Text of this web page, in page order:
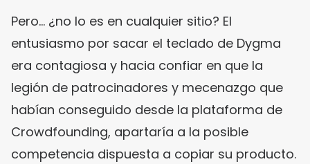
Pero… ¿no lo es en cualquier sitio? El
entusiasmo por sacar el teclado de Dygma
era contagiosa y hacia confiar en que la
legión de patrocinadores y mecenazgo que
habían conseguido desde la plataforma de
Crowdfounding, apartaría a la posible
competencia dispuesta a copiar su producto.